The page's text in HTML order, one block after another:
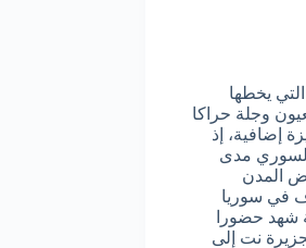
يخطها
وجلة حراكا
إضافية، إذ
السوري مدى
المدن
في سوريا
شهد حضورا
نت إلى